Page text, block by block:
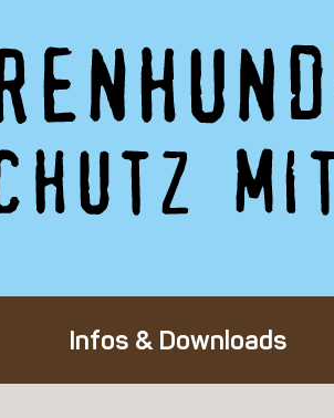
Infos & Downloads
Adoption eines Tieres